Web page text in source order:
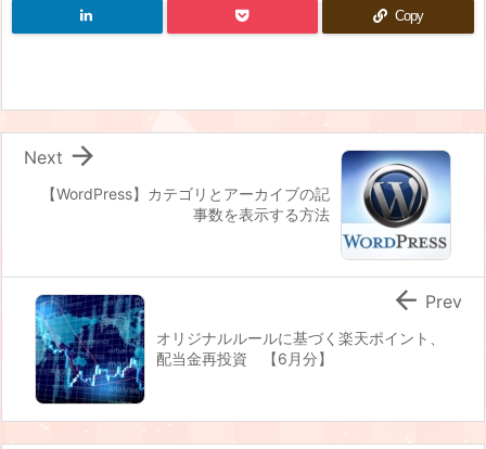
Copy
【WordPress】カテゴリとアーカイブの記
事数を表示する方法

Next
オリジナルルールに基づく楽天ポイント、
配当金再投資 【6月分】
 Prev